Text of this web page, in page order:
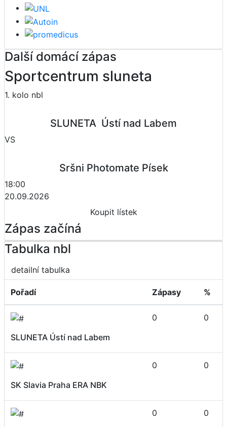
Další domácí zápas
Sportcentrum sluneta
1. kolo nbl
SLUNETA  Ústí nad Labem
VS
Sršni Photomate Písek
18:00
20.09.2026
Koupit lístek
Zápas začíná
Tabulka nbl
detailní tabulka
Pořadí Zápasy %
SLUNETA Ústí nad Labem
0 0
SK Slavia Praha ERA NBK
0 0
0 0